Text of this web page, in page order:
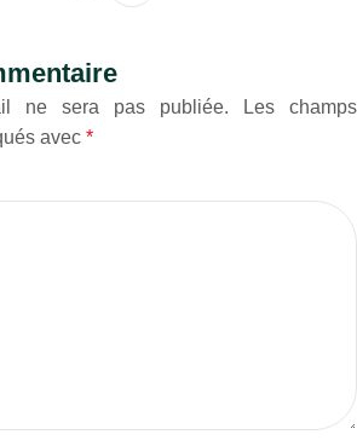
ne sera pas publiée.
Les champs
avec *